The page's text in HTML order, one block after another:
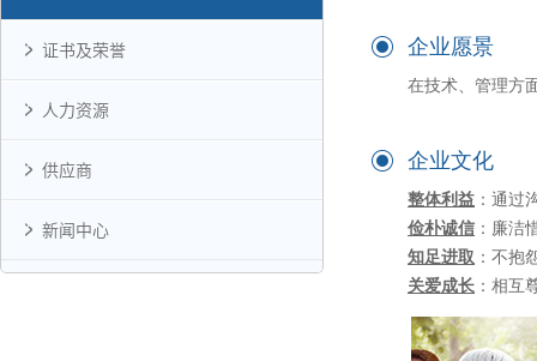
证书及荣誉
人力资源
供应商
新闻中心
企业愿景
在技术、管理方
企业文化
整体利益 ： 通过
俭朴诚信 ： 廉洁
知足进取 ： 不抱
关爱成长 ： 相互